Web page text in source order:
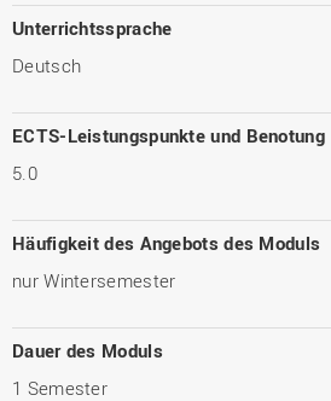
Unterrichtssprache
Deutsch
ECTS-Leistungspunkte und Benotung
5.0
Häufigkeit des Angebots des Moduls
nur Wintersemester
Dauer des Moduls
1 Semester